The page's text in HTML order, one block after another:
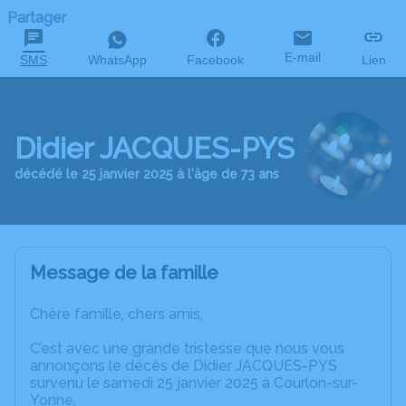
Partager
SMS WhatsApp Facebook E-mail Lien
Didier JACQUES-PYS
décédé le 25 janvier 2025 à l'âge de 73 ans
Message de la famille
Chère famille, chers amis,
C’est avec une grande tristesse que nous vous
annonçons le décès de Didier JACQUES-PYS
survenu le samedi 25 janvier 2025 à Courlon-sur-
Yonne.